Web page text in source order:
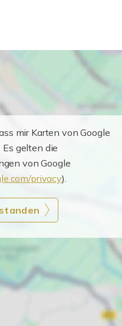
mir Karten von Google
gelten die
von Google
privacy).